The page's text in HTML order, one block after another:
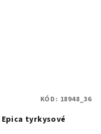
tyrkysové
KÓD: 18948_36